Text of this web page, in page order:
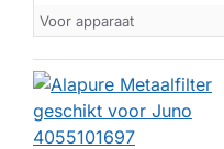
Voor apparaat